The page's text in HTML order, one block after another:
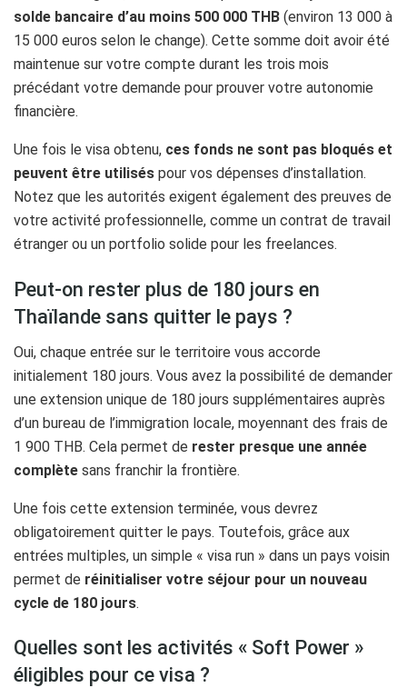
solde bancaire d’au moins 500 000 THB (environ 13 000 à
15 000 euros selon le change). Cette somme doit avoir été
maintenue sur votre compte durant les trois mois
précédant votre demande pour prouver votre autonomie
financière.
Une fois le visa obtenu, ces fonds ne sont pas bloqués et
peuvent être utilisés pour vos dépenses d’installation.
Notez que les autorités exigent également des preuves de
votre activité professionnelle, comme un contrat de travail
étranger ou un portfolio solide pour les freelances.
Peut-on rester plus de 180 jours en
Thaïlande sans quitter le pays ?
Oui, chaque entrée sur le territoire vous accorde
initialement 180 jours. Vous avez la possibilité de demander
une extension unique de 180 jours supplémentaires auprès
d’un bureau de l’immigration locale, moyennant des frais de
1 900 THB. Cela permet de rester presque une année
complète sans franchir la frontière.
Une fois cette extension terminée, vous devrez
obligatoirement quitter le pays. Toutefois, grâce aux
entrées multiples, un simple « visa run » dans un pays voisin
permet de réinitialiser votre séjour pour un nouveau
cycle de 180 jours.
Quelles sont les activités « Soft Power »
éligibles pour ce visa ?